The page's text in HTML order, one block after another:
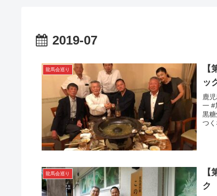
2019-07
龍馬会巡り
ッ
鹿
一 #
黒
つ
龍馬会巡り
ク